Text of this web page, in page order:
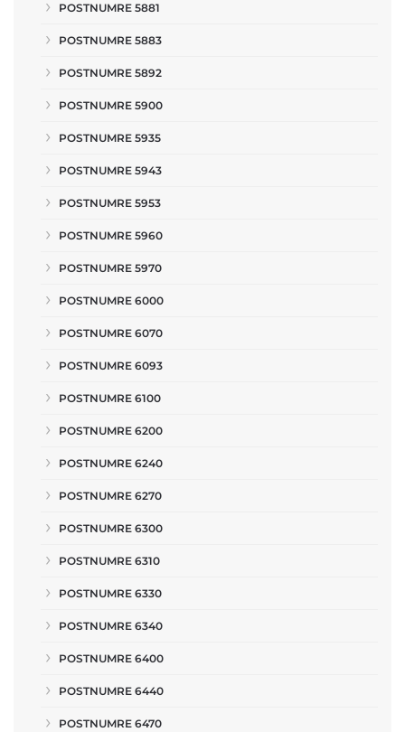
POSTNUMRE 5881
POSTNUMRE 5883
POSTNUMRE 5892
POSTNUMRE 5900
POSTNUMRE 5935
POSTNUMRE 5943
POSTNUMRE 5953
POSTNUMRE 5960
POSTNUMRE 5970
POSTNUMRE 6000
POSTNUMRE 6070
POSTNUMRE 6093
POSTNUMRE 6100
POSTNUMRE 6200
POSTNUMRE 6240
POSTNUMRE 6270
POSTNUMRE 6300
POSTNUMRE 6310
POSTNUMRE 6330
POSTNUMRE 6340
POSTNUMRE 6400
POSTNUMRE 6440
POSTNUMRE 6470